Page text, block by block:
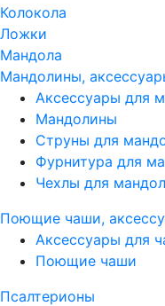
Колокола
Ложки
Мандола
Мандолины,
Аксессуары для
Мандолины
Струны для
Фурнитура для
Чехлы для
Поющие чаши,
Аксессуары для
Поющие чаши
Псалтерионы